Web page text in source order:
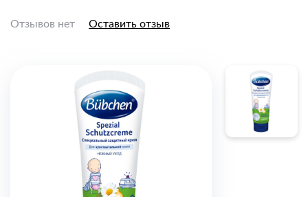
Отзывов нет Оставить отзыв